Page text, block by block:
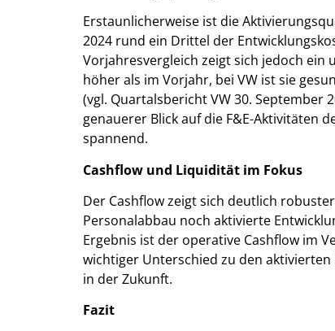
Erstaunlicherweise ist die
2024 rund ein Drittel der
Vorjahresvergleich zeigt sich jedoch ein
höher als im Vorjahr, bei VW ist sie
(vgl. Quartalsbericht VW 30. September
genauerer Blick auf die F&E-Aktivitäten
spannend.
Cashflow und Liquidität im Fokus
Der Cashflow zeigt sich deutlich
Personalabbau noch aktivierte
Ergebnis ist der operative Cashflow im
wichtiger Unterschied zu den
in der Zukunft.
Fazit